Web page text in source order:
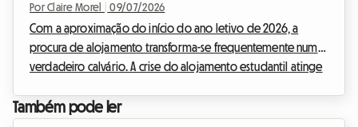
Studenti)
Por Claire Morel 09/07/2026
Com a aproximação do início do ano letivo de 2026, a
procura de alojamento transforma-se frequentemente num
verdadeiro calvário. A crise do alojamento estudantil atinge
Milão ou Bolonha. Perante uma procura em explosão e uma
Também pode ler